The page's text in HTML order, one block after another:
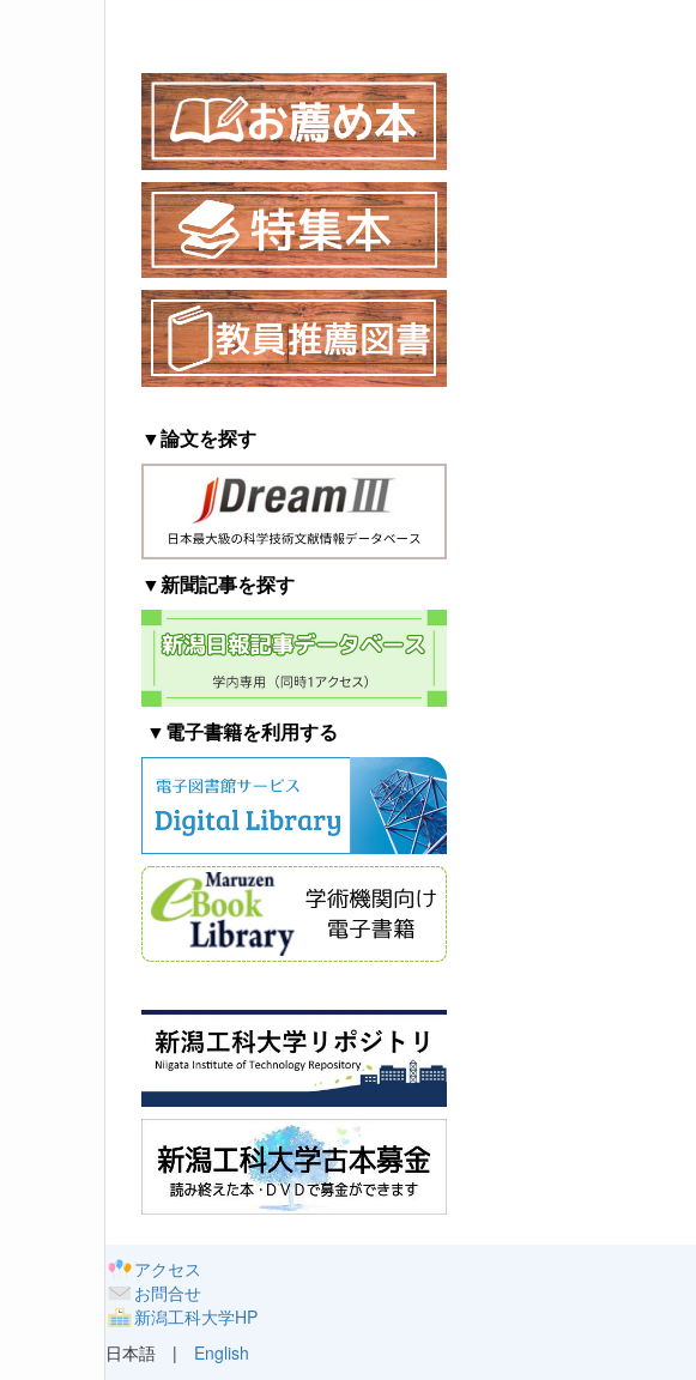
▼論文を探す
▼新聞記事を探す
▼電子書籍を利用する
アクセス
お問合せ
新潟工科大学HP
日本語 | English